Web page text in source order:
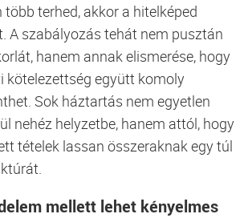
több terhed, akkor a hitelképed
A szabályozás tehát nem pusztán
hanem annak elismerése, hogy
kötelezettség együtt komoly
Sok háztartás nem egyetlen
nehéz helyzetbe, hanem attól, hogy
tételek lassan összeraknak egytúl
mellett lehet kényelmes